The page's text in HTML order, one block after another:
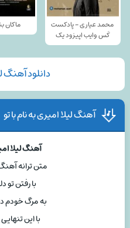
محمد عیاری - پادکست
کَس وایب اپیزود یک
ماکان
دانلود آهنگ
آهنگ لیلا امیری به نام با تو
آهنگ لیلا
متن ترانه
با رفتن تو
به مرگ خودم
با این